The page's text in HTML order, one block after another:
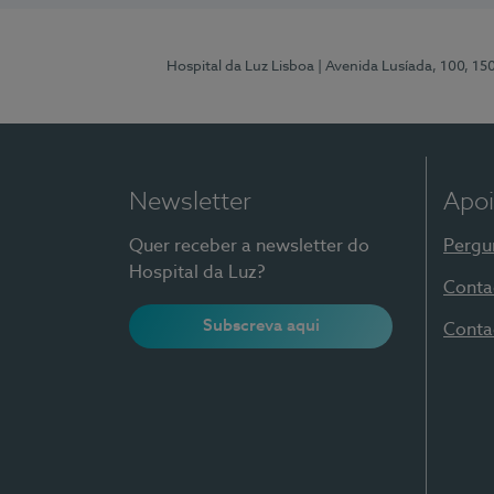
Hospital da Luz Lisboa | Avenida Lusíada, 100,
Newsletter
Quer receber a newsletter do
Hospital da Luz?
Subscreva aqui